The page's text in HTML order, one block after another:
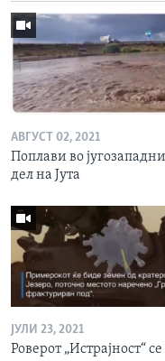
АВГУСТ 02, 2021
Поплави во
дел на Јута
ЈУЛИ 23, 2021
Роверот „Истрајност“ се